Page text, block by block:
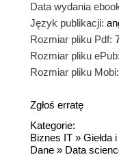
Data wydania
Język publikacji:
Rozmiar pliku Pdf:
Rozmiar pliku ePub:
Rozmiar pliku Mobi:
Zgłoś erratę
Kategorie:
Biznes IT » Giełda
Dane » Data